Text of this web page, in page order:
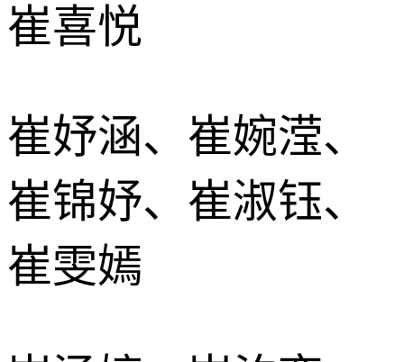
崔喜悦
崔妤涵、崔婉滢、
崔锦妤、崔淑钰、
崔雯嫣